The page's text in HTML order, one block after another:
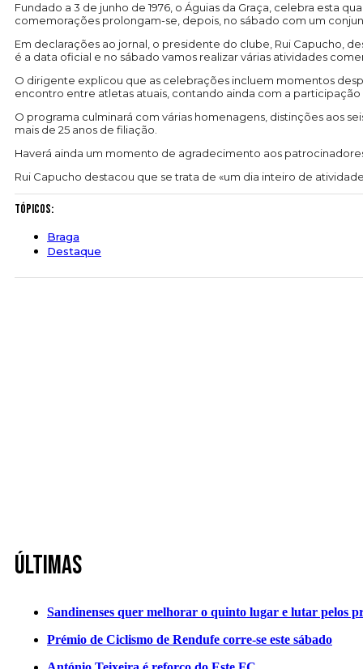
Fundado a 3 de junho de 1976, o Águias da Graça, celebra esta
comemorações prolongam-se, depois, no sábado com um
Em declarações ao jornal, o presidente do clube, Rui Capucho,
é a data oficial e no sábado vamos realizar várias atividades
O dirigente explicou que as celebrações incluem momentos
encontro entre atletas atuais, contando ainda com a
O programa culminará com várias homenagens, distinções aos
mais de 25 anos de filiação.
Haverá ainda um momento de agradecimento aos
Rui Capucho destacou que se trata de «um dia inteiro de
Tópicos:
Braga
Destaque
Últimas
Sandinenses quer melhorar o quinto lugar e lutar pelos
Prémio de Ciclismo de Rendufe corre-se este sábado